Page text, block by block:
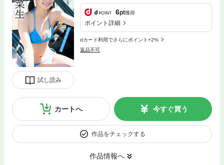
試し読み
6pt獲得
ポイント詳細
dカード利用でさらにポイント+2%
返品不可
カートへ 今すぐ買う
作品をチェックする
作品情報へ